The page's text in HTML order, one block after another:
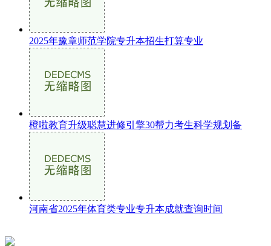
2025年豫章师范学院专升本招生打算专业
橙啦教育升级聪慧进修引擎30帮力考生科学规划备
河南省2025年体育类专业专升本成就查询时间